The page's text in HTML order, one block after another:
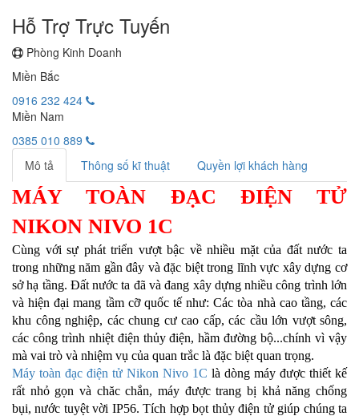
Hỗ Trợ Trực Tuyến
Phòng Kinh Doanh
Miền Bắc
0916 232 424
Miền Nam
0385 010 889
Mô tả
Thông số kĩ thuật Quyền lợi khách hàng
MÁY TOÀN ĐẠC ĐIỆN TỬ
NIKON NIVO 1C
Cùng với sự phát triển vượt bậc về nhiều mặt của đất nước ta
trong những năm gần đây và đặc biệt trong lĩnh vực xây dựng cơ
sở hạ tầng. Đất nước ta đã và đang xây dựng nhiều công trình lớn
và hiện đại mang tầm cỡ quốc tế như: Các tòa nhà cao tầng, các
khu công nghiệp, các chung cư cao cấp, các cầu lớn vượt sông,
các công trình nhiệt điện thủy điện, hầm đường bộ...chính vì vậy
mà vai trò và nhiệm vụ của quan trắc là đặc biệt quan trọng.
Máy toàn đạc điện tử Nikon Nivo 1C là dòng máy được thiết kế
rất nhỏ gọn và chăc chắn, máy được trang bị khả năng chống
bụi, nước tuyệt vời IP56. Tích hợp bọt thủy điện tử giúp chúng ta